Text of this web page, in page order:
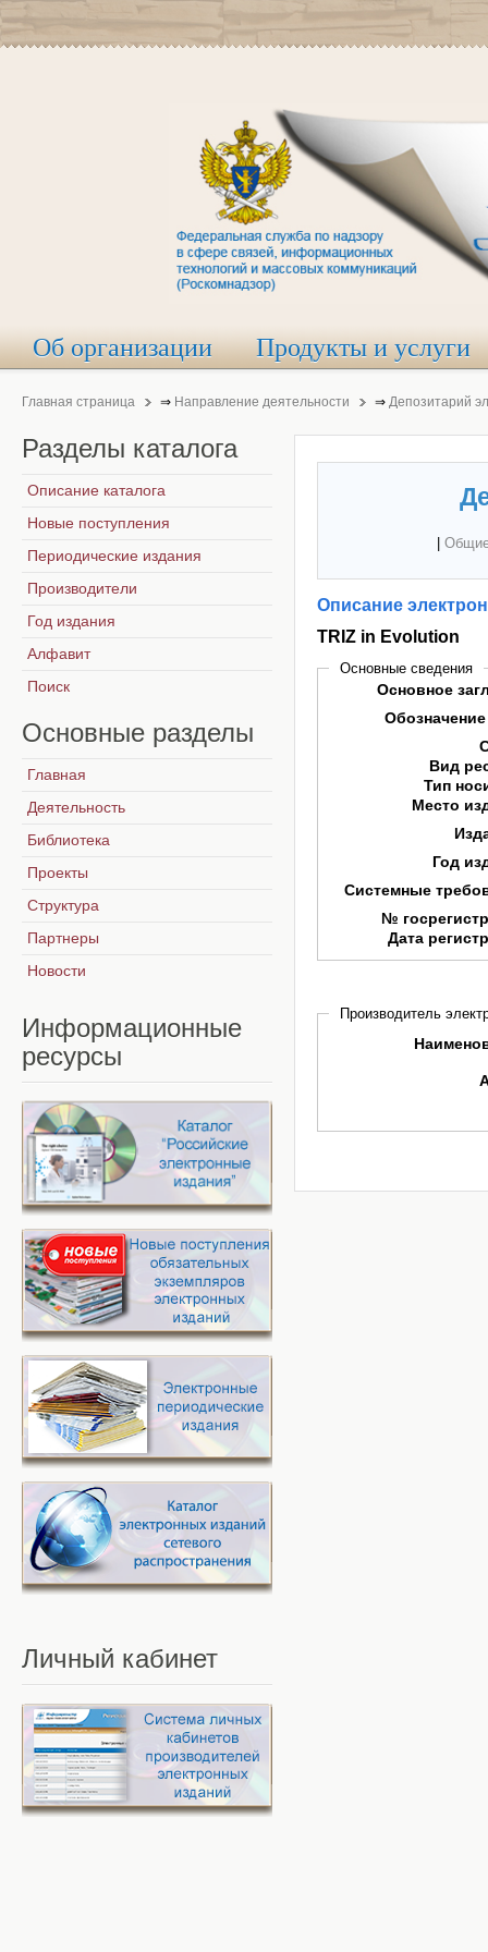
Об организации Продукты и услуги
Главная страница ⇒ Направление деятельности ⇒ Депозитарий
Описание
TRIZ in Evolution
Основные сведения
Основное
Вид
Тип
Место
Год
Системные
№
Дата
Производитель
Разделы каталога
Описание каталога
Новые поступления
Периодические издания
Производители
Год издания
Алфавит
Поиск
Основные разделы
Главная
Деятельность
Библиотека
Проекты
Структура
Партнеры
Новости
Информационные
ресурсы
Личный кабинет